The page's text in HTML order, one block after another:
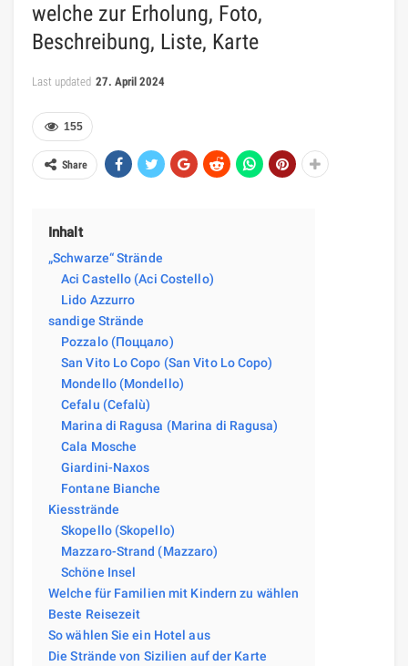
welche zur Erholung, Foto,
Beschreibung, Liste, Karte
Last updated 27. April 2024
155
Share
Inhalt
„Schwarze“ Strände
Aci Castello (Aci Costello)
Lido Azzurro
sandige Strände
Pozzalo (Поццало)
San Vito Lo Copo (San Vito Lo Copo)
Mondello (Mondello)
Cefalu (Cefalù)
Marina di Ragusa (Marina di Ragusa)
Cala Mosche
Giardini-Naxos
Fontane Bianche
Kiesstrände
Skopello (Skopello)
Mazzaro-Strand (Mazzaro)
Schöne Insel
Welche für Familien mit Kindern zu wählen
Beste Reisezeit
So wählen Sie ein Hotel aus
Die Strände von Sizilien auf der Karte